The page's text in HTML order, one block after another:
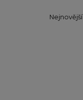
Nejnovější